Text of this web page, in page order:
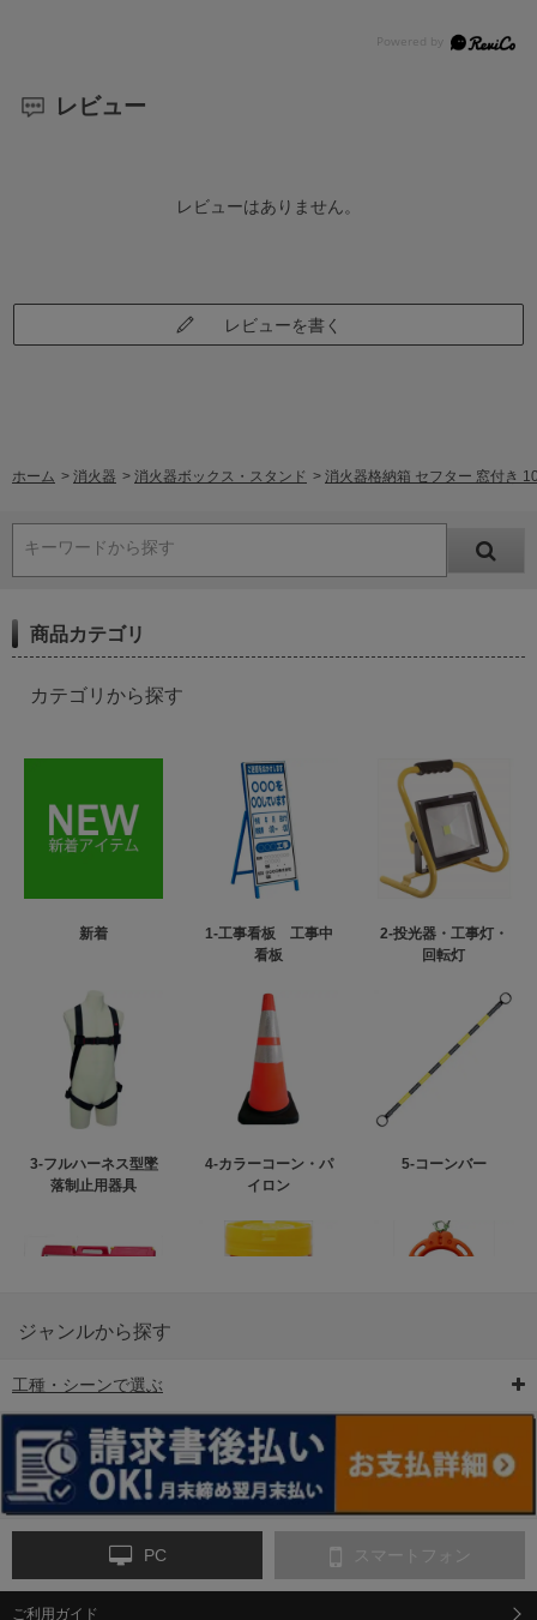
レビュー
レビューはありません。
レビューを書く
ホーム > 消火器 > 消火器ボックス・スタンド > 消火器格納箱 セフター 窓付き
キーワードから探す
商品カテゴリ
カテゴリから探す
新着
1-工事看板 工事中
看板
2-投光器・工事灯・
回転灯
3-フルハーネス型墜
落制止用器具
4-カラーコーン・パ
イロン
5-コーンバー
6-矢印板/LED矢印板
ンス
ジャンルから探す
工種・シーンで選ぶ
PC スマートフォン
ご利用ガイド